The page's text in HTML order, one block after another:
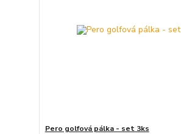
Pero golfová pálka - set 3ks